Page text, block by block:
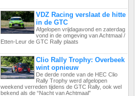
VDZ Racing verslaat de hitte
in de GTC
Afgelopen vrijdagavond en zaterdag
vond in de omgeving van Achtmaal /
Etten-Leur de GTC Rally plaats
Clio Rally Trophy: Overbeek
wint opnieuw
De derde ronde van de HEC Clio
Rally Trophy werd afgelopen
weekend verreden tijdens de GTC Rally, ook wel
bekend als de “Nacht van Achtmaal”